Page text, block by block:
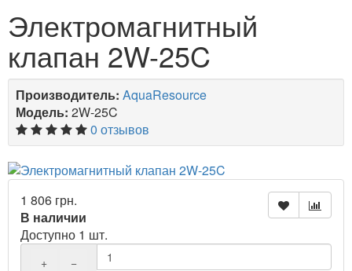
Электромагнитный
клапан 2W-25C
Производитель: AquaResource
Модель: 2W-25C
0 отзывов
1 806 грн.
В наличии
Доступно 1 шт.
+ −